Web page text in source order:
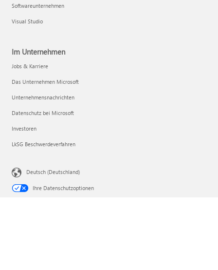
Softwareunternehmen
Visual Studio
Im Unternehmen
Jobs & Karriere
Das Unternehmen Microsoft
Unternehmensnachrichten
Datenschutz bei Microsoft
Investoren
LkSG Beschwerdeverfahren
Deutsch (Deutschland)
Ihre Datenschutzoptionen